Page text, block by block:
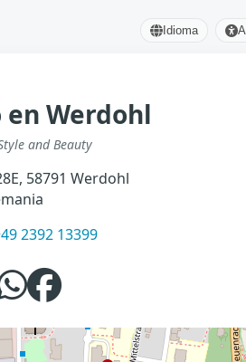
Idioma
Werdohl
and Beauty
58791 Werdohl
2392 13399‬